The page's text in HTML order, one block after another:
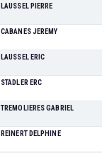
LAUSSEL PIERRE
CABANES JEREMY
LAUSSEL ERIC
STADLER ERC
TREMOLIERES GABRIEL
REINERT DELPHINE